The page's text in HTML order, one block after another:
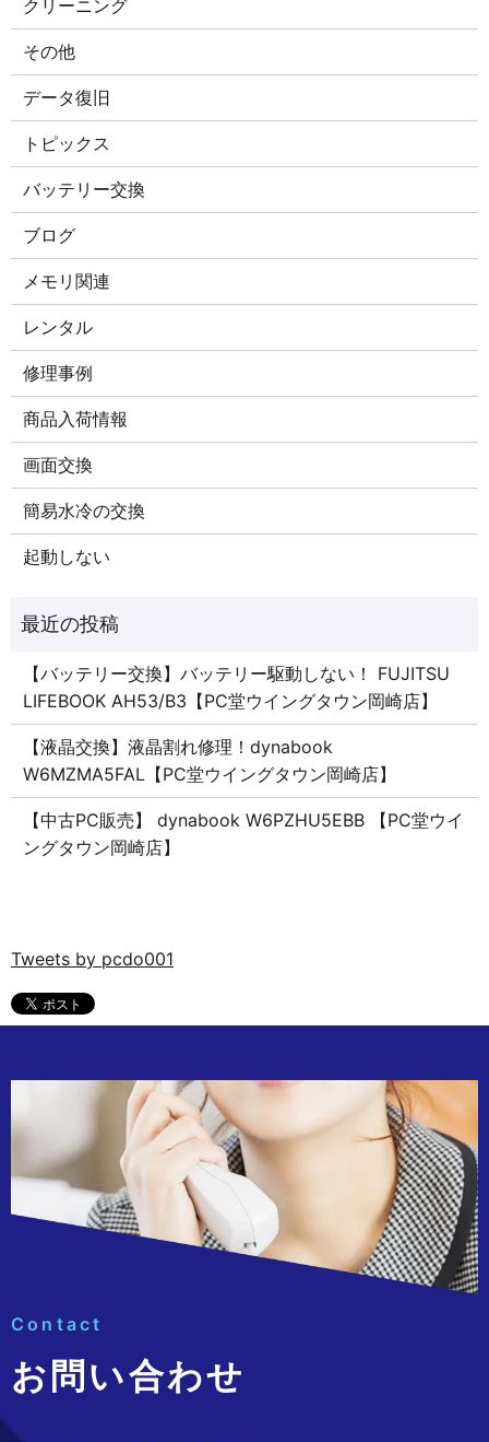
クリーニング
その他
データ復旧
トピックス
バッテリー交換
ブログ
メモリ関連
レンタル
修理事例
商品入荷情報
画面交換
簡易水冷の交換
起動しない
【バッテリー交換】バッテリー駆動しない！ FUJITSU
LIFEBOOK AH53/B3【PC堂ウイングタウン岡崎店】
【液晶交換】液晶割れ修理！dynabook
W6MZMA5FAL【PC堂ウイングタウン岡崎店】
【中古PC販売】 dynabook W6PZHU5EBB 【PC堂ウイ
ングタウン岡崎店】
Tweets by pcdo001
Contact
お問い合わせ